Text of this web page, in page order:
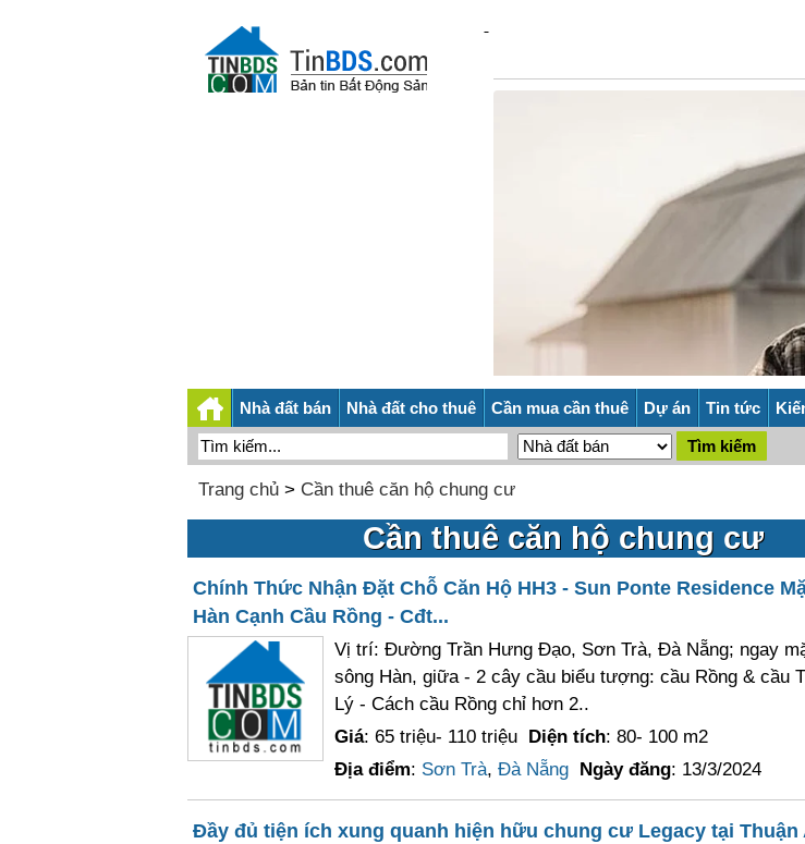
Nhà đất bán Nhà đất cho thuê Cần mua cần thuê Dự án Tin tức
Trang chủ> Cần thuê căn hộ chung cư
Cần thuê căn hộ chung cư
Chính Thức Nhận Đặt Chỗ Căn Hộ HH3 - Sun Ponte Residence
Hàn Cạnh Cầu Rồng - Cđt...
Vị trí: Đường Trần Hưng Đạo, Sơn Trà, Đà Nẵng; ngay
sông Hàn, giữa - 2 cây cầu biểu tượng: cầu Rồng & cầu
Lý - Cách cầu Rồng chỉ hơn 2..
Giá: 65 triệu- 110 triệu Diện tích: 80- 100 m2
Địa điểm: Sơn Trà, Đà Nẵng Ngày đăng: 13/3/2024
Đầy đủ tiện ích xung quanh hiện hữu chung cư Legacy tại Thuận